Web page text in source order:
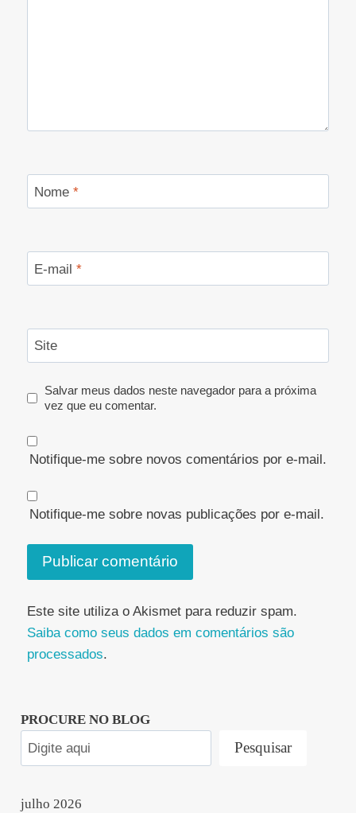
Nome *
E-mail *
Site
Salvar meus dados neste navegador para a próxima
vez que eu comentar.
Notifique-me sobre novos comentários por e-mail.
Notifique-me sobre novas publicações por e-mail.
Este site utiliza o Akismet para reduzir spam.
Saiba como seus dados em comentários são
processados.
PROCURE NO BLOG
Pesquisar
julho 2026